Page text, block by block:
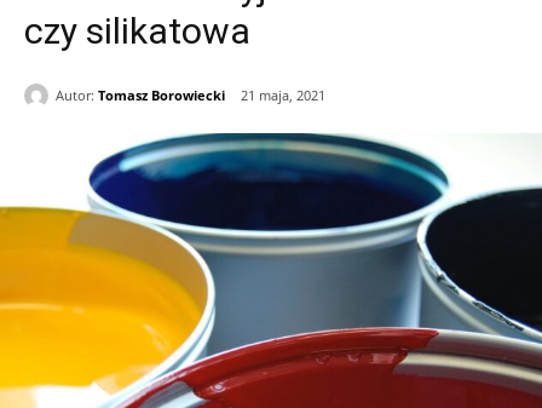
czy silikatowa
Autor: Tomasz Borowiecki 21 maja, 2021